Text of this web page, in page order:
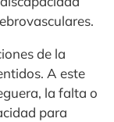
de la
A este
la falta o
para